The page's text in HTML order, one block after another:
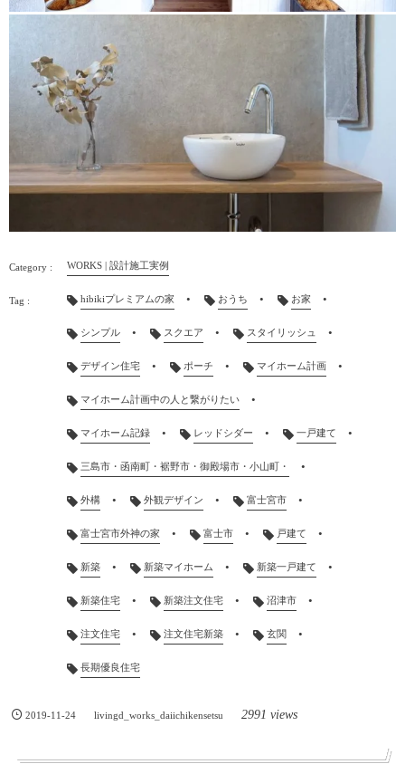
WORKS | 設計施工実例
hibikiプレミアムの家 おうち お家
シンプル スクエア スタイリッシュ
デザイン住宅 ポーチ マイホーム計画
マイホーム計画中の人と繋がりたい
マイホーム記録 レッドシダー 一戸建て
三島市・函南町・裾野市・御殿場市・小山町・
外構 外観デザイン 富士宮市
富士宮市外神の家 富士市 戸建て
新築 新築マイホーム 新築一戸建て
新築住宅 新築注文住宅 沼津市
注文住宅 注文住宅新築 玄関
長期優良住宅
2019-11-24 livingd_works_daiichikensetsu 2991 views